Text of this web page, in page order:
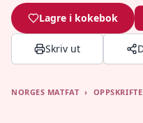
Lagre i kokebok
Skriv ut
NORGES MATFAT ›